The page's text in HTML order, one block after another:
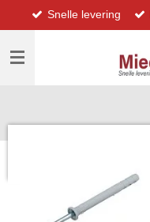
direct
naar
hoofdinhoud
Snelle levering